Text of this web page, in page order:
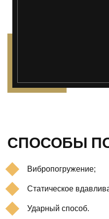
СПОСОБЫ
Вибропогружение;
Статическое
Ударный способ.